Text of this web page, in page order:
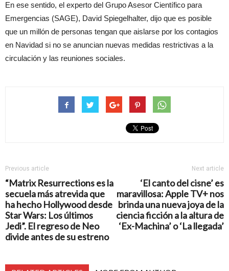
En ese sentido, el experto del Grupo Asesor Científico para
Emergencias (SAGE), David Spiegelhalter, dijo que es posible
que un millón de personas tengan que aislarse por los contagios
en Navidad si no se anuncian nuevas medidas restrictivas a la
circulación y las reuniones sociales.
Previous article
“Matrix Resurrections es la
secuela más atrevida que
ha hecho Hollywood desde
Star Wars: Los últimos
Jedi”. El regreso de Neo
divide antes de su estreno
Next article
‘El canto del cisne’ es
maravillosa: Apple TV+ nos
brinda una nueva joya de la
ciencia ficción a la altura de
‘Ex-Machina’ o ‘La llegada’